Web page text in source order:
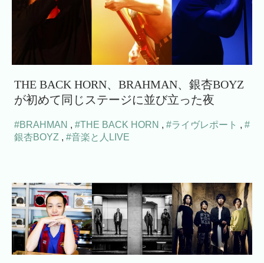
THE BACK HORN、BRAHMAN、銀杏BOYZ
が初めて同じステージに並び立った夜
#BRAHMAN , #THE BACK HORN , #ライヴレポート , #
銀杏BOYZ , #音楽と人LIVE